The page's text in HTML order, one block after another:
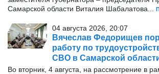
Самарской области Виталия Шабалатова...
04 августа 2026, 20:07
Вячеслав Федорищев
работу по
СВО в Самарской
Во вторник, 4 августа, на рассмотрение в